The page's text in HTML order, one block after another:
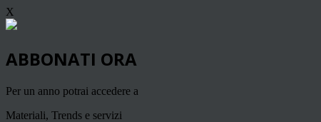
X
ABBONATI ORA
Per un anno potrai accedere a
Materiali, Trends e servizi